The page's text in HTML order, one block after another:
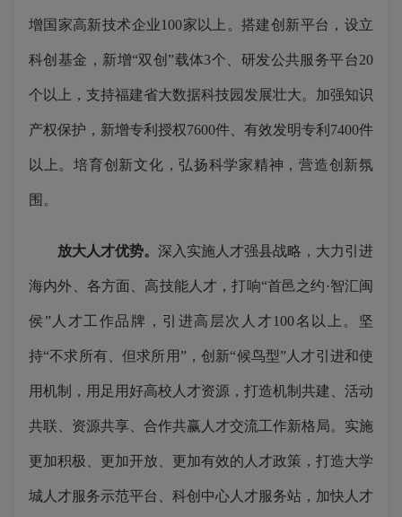
增国家高新技术企业100家以上。搭建创新平台，设立
科创基金，新增“双创”载体3个、研发公共服务平台20
个以上，支持福建省大数据科技园发展壮大。加强知识
产权保护，新增专利授权7600件、有效发明专利7400件
以上。培育创新文化，弘扬科学家精神，营造创新氛
围。
放大人才优势。 深入实施人才强县战略，大力引进
海内外、各方面、高技能人才，打响“首邑之约·智汇闽
侯”人才工作品牌，引进高层次人才100名以上。坚
持“不求所有、但求所用”，创新“候鸟型”人才引进和使
用机制，用足用好高校人才资源，打造机制共建、活动
共联、资源共享、合作共赢人才交流工作新格局。实施
更加积极、更加开放、更加有效的人才政策，打造大学
城人才服务示范平台、科创中心人才服务站，加快人才